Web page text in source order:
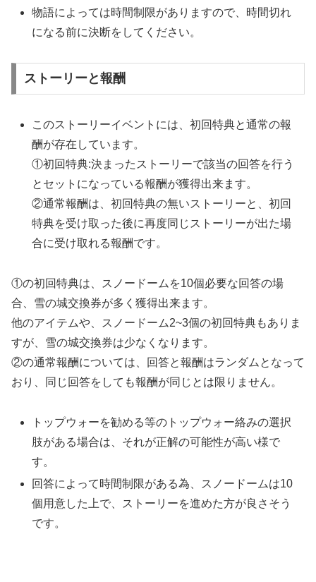
物語によっては時間制限がありますので、時間切れ
になる前に決断をしてください。
ストーリーと報酬
このストーリーイベントには、初回特典と通常の報
酬が存在しています。
①初回特典:決まったストーリーで該当の回答を行う
とセットになっている報酬が獲得出来ます。
②通常報酬は、初回特典の無いストーリーと、初回
特典を受け取った後に再度同じストーリーが出た場
合に受け取れる報酬です。
①の初回特典は、スノードームを10個必要な回答の場
合、雪の城交換券が多く獲得出来ます。
他のアイテムや、スノードーム2~3個の初回特典もありま
すが、雪の城交換券は少なくなります。
②の通常報酬については、回答と報酬はランダムとなって
おり、同じ回答をしても報酬が同じとは限りません。
トップウォーを勧める等のトップウォー絡みの選択
肢がある場合は、それが正解の可能性が高い様で
す。
回答によって時間制限がある為、スノードームは10
個用意した上で、ストーリーを進めた方が良さそう
です。